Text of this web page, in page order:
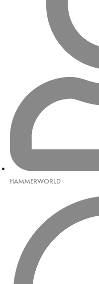
HAMMERWORLD